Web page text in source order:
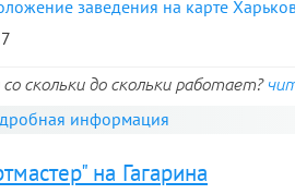
заведения на карте
скольки до скольки работает?
информация
на Гагарина